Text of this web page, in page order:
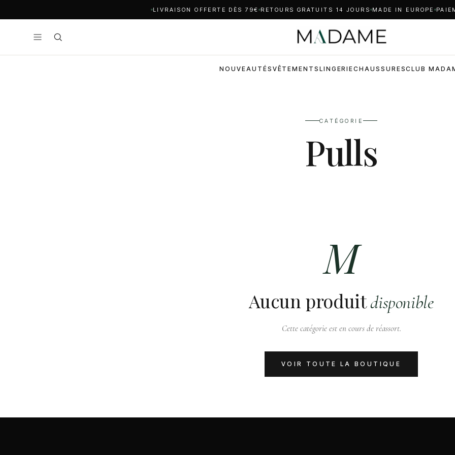
LIVRAISON OFFERTE DÈS 79€ RETOURS GRATUITS 14 JOURS MADE IN EUROPE
NOUVEAUTÉS VÊTEMENTS LINGERIECHAUSSURESCLUB
CATÉGORIE
Pulls
M
Aucun produitdisponible
Cette catégorie est en cours de réassort.
VOIR TOUTE LA BOUTIQUE